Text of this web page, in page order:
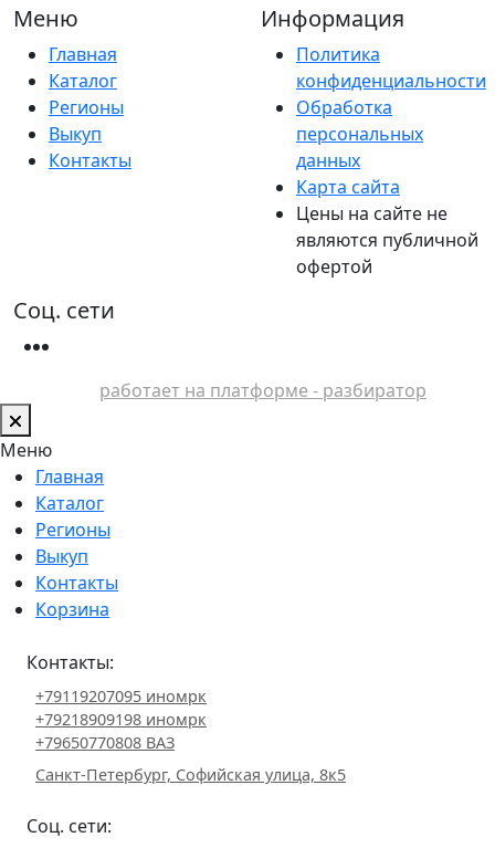
Меню
Главная
Каталог
Регионы
Выкуп
Контакты
Информация
Политика
конфиденциальности
Обработка
персональных
данных
Карта сайта
Цены на сайте не
являются публичной
офертой
Соц. сети
работает на платформе - разбиратор
Меню
Главная
Каталог
Регионы
Выкуп
Контакты
Корзина
Контакты:
+79119207095 иномрк
+79218909198 иномрк
+79650770808 ВАЗ
Санкт-Петербург, Софийская улица, 8к5
Соц. сети: